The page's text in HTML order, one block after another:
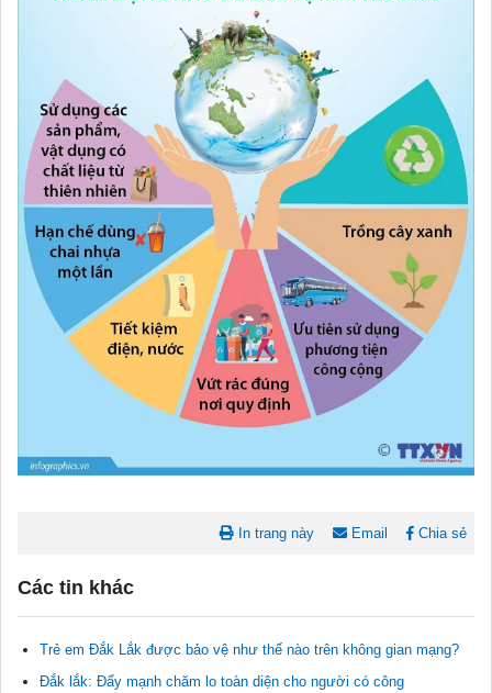
In trang này Email Chia sẻ
Các tin khác
Trẻ em Đắk Lắk được bảo vệ như thế nào trên không gian mạng?
Đắk lắk: Đẩy mạnh chăm lo toàn diện cho người có công